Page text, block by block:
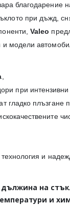
благодарение
при дъжд,
Valeo
модели
при интензивни
гладко плъзгане
и
на
и